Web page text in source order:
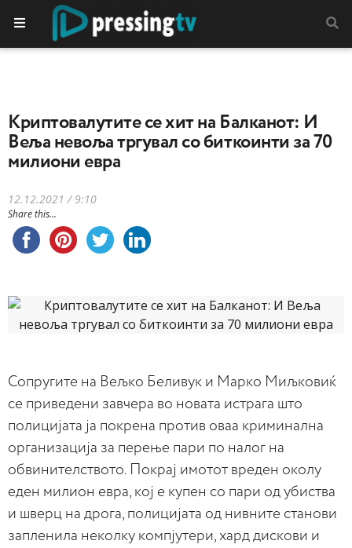
Криптовалутите се хит на Балканот: И
Веља невоља тргувал со биткоинти за 70
милиони евра
12.12.2021 / 9:10
Share this...
Сопругите на Вељко Беливук и Марко Миљковиќ
се приведени завчера во новата истрага што
полицијата ја покрена против оваа криминална
организација за перење пари по налог на
обвинителството. Покрај имотот вреден околу
еден милион евра, кој е купен со пари од убиства
и шверц на дрога, полицијата од нивните станови
запленила неколку компјутери, хард дискови и